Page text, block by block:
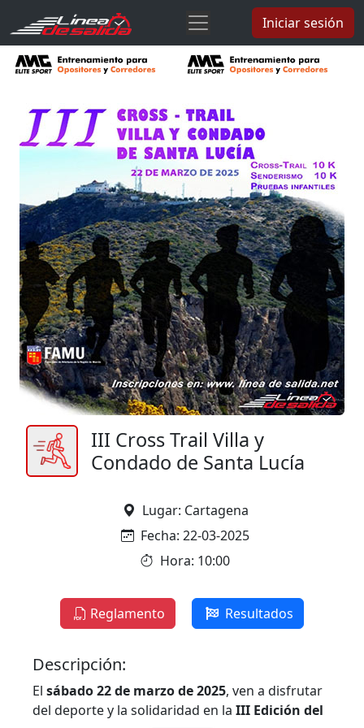
Iniciar sesión
III Cross Trail Villa y
Condado de Santa Lucía
Lugar: Cartagena
Fecha: 22-03-2025
Hora: 10:00
Reglamento Resultados
Descripción:
El sábado 22 de marzo de 2025, ven a disfrutar
del deporte y la solidaridad en la III Edición del